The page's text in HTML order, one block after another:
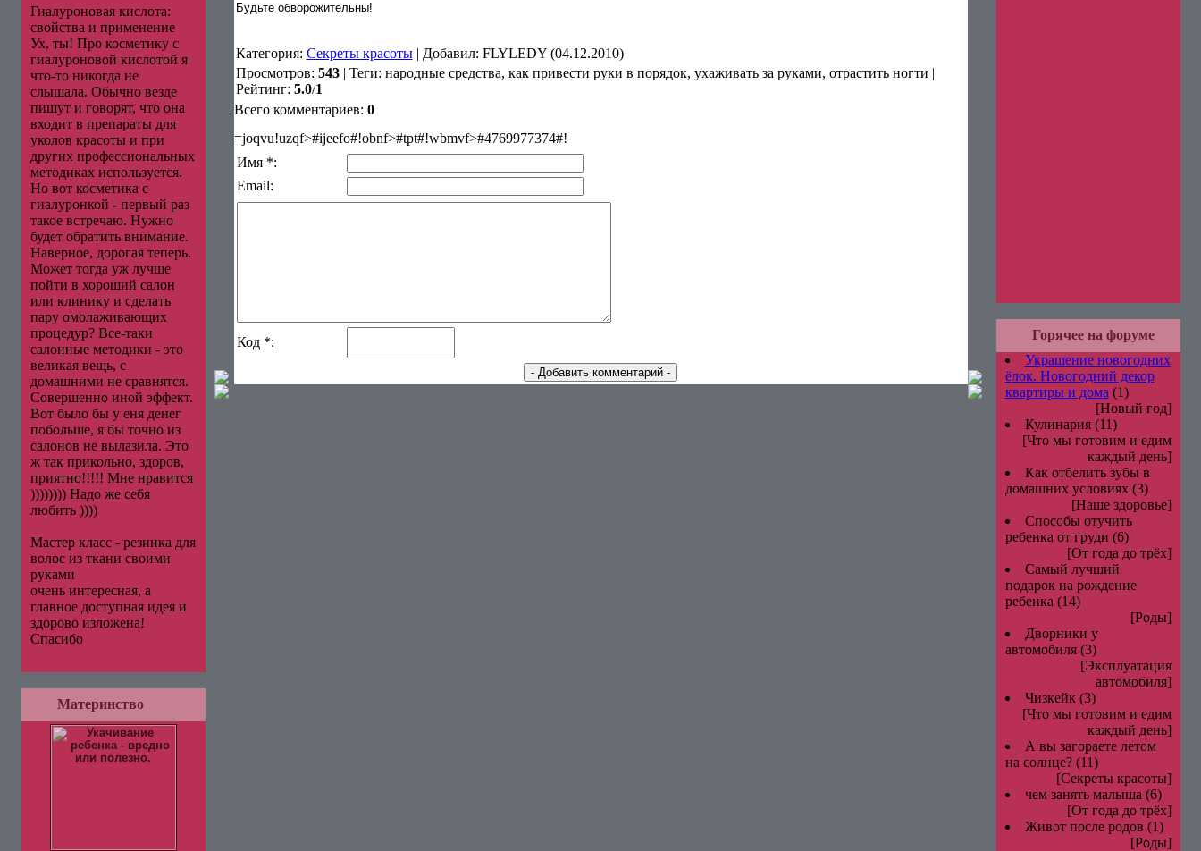
Гиалуроновая кислота:
свойства и применение
Ух, ты! Про косметику с
гиалуроновой кислотой я
что-то никогда не
слышала. Обычно везде
пишут и говорят, что она
входит в препараты для
уколов красоты и при
других профессиональных
методиках используется.
Но вот косметика с
гиалуронкой - первый раз
такое встречаю. Нужно
будет обратить внимание.
Наверное, дорогая теперь.
Может тогда уж лучше
пойти в хороший салон
или клинику и сделать
пару омолаживающих
процедур? Все-таки
салонные методики - это
великая вещь, с
домашними не сравнятся.
Совершенно иной эффект.
Вот было бы у еня денег
побольше, я бы точно из
салонов не вылазила. Это
ж так прикольно, здоров,
приятно!!!!! Мне нравится
)))))))) Надо же себя
любить ))))
Мастер класс - резинка для
волос из ткани своими
руками
очень интересная, а
главное доступная идея и
здорово изложена!
Спасибо
Материнство
Будьте обворожительны!
Категория: Секреты красоты| Добавил: FLYLEDY (04.12.2010)
Просмотров: 543| Теги: народные средства, как привести руки в порядок, ухаживать за руками, отрастить ногти |
Рейтинг: 5.0/1
Всего комментариев: 0
=joqvu!uzqf>#ijeefo#!obnf>#tpt#!wbmvf>#4769977374#!
Имя *:
Email:
Код *:
Горячее на форуме
Украшение новогодних
ёлок. Новогодний декор
квартиры и дома (1)
[Новый год]
Кулинария (11)
[Что мы готовим и едим
каждый день]
Как отбелить зубы в
домашних условиях (3)
[Наше здоровье]
Способы отучить
ребенка от груди (6)
[От года до трёх]
Самый лучший
подарок на рождение
ребенка (14)
[Роды]
Дворники у
автомобиля (3)
[Эксплуатация
автомобиля]
Чизкейк (3)
[Что мы готовим и едим
каждый день]
А вы загораете летом
на солнце? (11)
[Секреты красоты]
чем занять малыша (6)
[От года до трёх]
Живот после родов (1)
[Роды]